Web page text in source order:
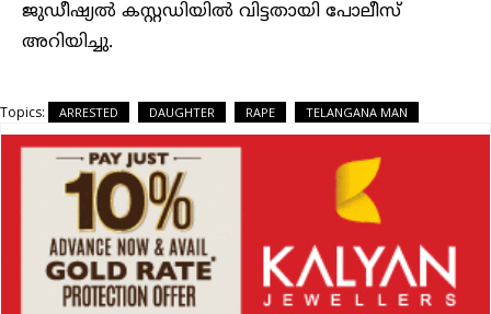
ജുഡീഷ്യൽ കസ്റ്റഡിയിൽ വിട്ടതായി പോലീസ്
അറിയിച്ചു.
Topics: ARRESTED DAUGHTER RAPE TELANGANA MAN